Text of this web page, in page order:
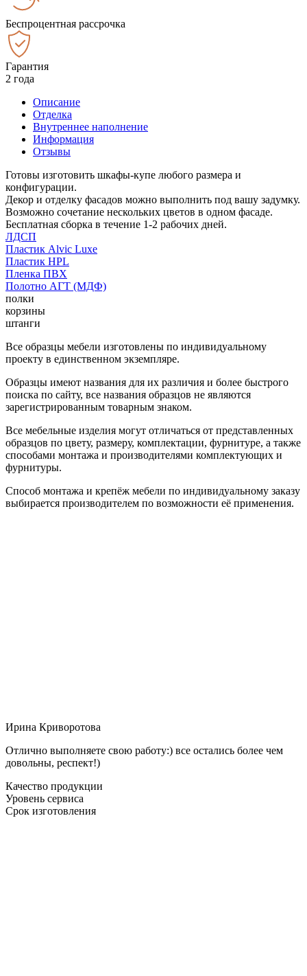
Беспроцентная рассрочка
Гарантия
2 года
Описание
Отделка
Внутреннее наполнение
Информация
Отзывы
Готовы изготовить шкафы-купе любого размера и
конфигурации.
Декор и отделку фасадов можно выполнить под вашу задумку.
Возможно сочетание нескольких цветов в одном фасаде.
Бесплатная сборка в течение 1-2 рабочих дней.
ЛДСП
Пластик Alvic Luxe
Пластик HPL
Пленка ПВХ
Полотно АГТ (МДФ)
полки
корзины
штанги
Все образцы мебели изготовлены по индивидуальному
проекту в единственном экземпляре.
Образцы имеют названия для их различия и более быстрого
поиска по сайту, все названия образцов не являются
зарегистрированным товарным знаком.
Все мебельные изделия могут отличаться от представленных
образцов по цвету, размеру, комплектации, фурнитуре, а также
способами монтажа и производителями комплектующих и
фурнитуры.
Способ монтажа и крепёж мебели по индивидуальному заказу
выбирается производителем по возможности её применения.
Ирина Криворотова
Отлично выполняете свою работу:) все остались более чем
довольны, респект!)
Качество продукции
Уровень сервиса
Срок изготовления